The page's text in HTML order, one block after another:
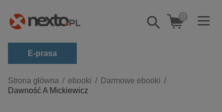
Pokaż/schowaj
wyszukiwarkę
0
E-prasa
Kategorie
Zobacz wszystkie E-prasa
Strona główna ebooki
Darmowe ebooki
Dawność A Mickiewicz